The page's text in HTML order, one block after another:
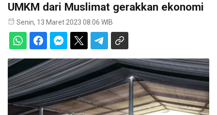
UMKM dari Muslimat gerakkan ekonomi
Senin, 13 Maret 2023 08:06 WIB